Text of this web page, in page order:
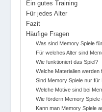
Ein gutes Training
Für jedes Alter
Fazit
Häufige Fragen
Was sind Memory Spiele
Für welches Alter sind
Wie funktioniert das Spiel?
Welche Materialien
Sind Memory Spiele nur für
Welche Motive sind bei
Wie fördern Memory Spiele
Kann man Memory Spiele